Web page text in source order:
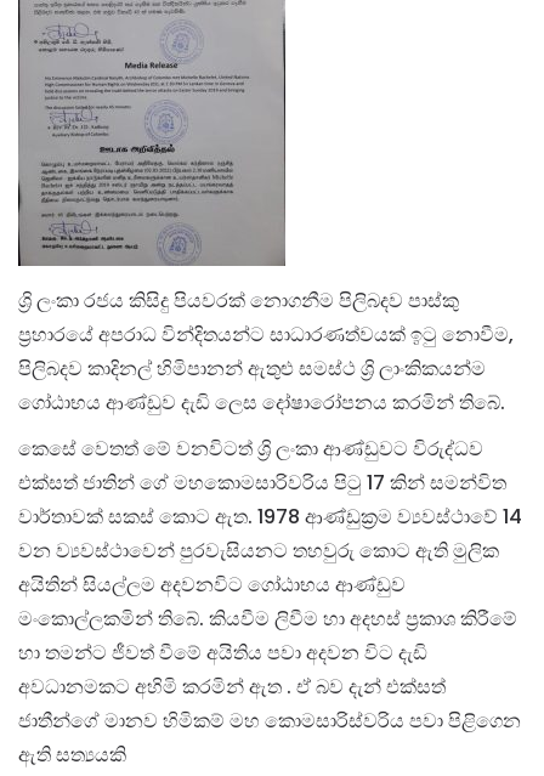
ශ්‍රි ලංකා රජය කිසිදු පියවරක් නොගනීම පිලිබදව පාස්කු
ප්‍රහාරයේ අපරාධ වින්දිතයන්ට සාධාරණත්වයක් ඉටු නොවීම,
පිලිබදව කාදිනල් හිමිපානන් ඇතුළු සමස්ථ ශ්‍රි ලාංකිකයන්ම
ගෝඨාභය ආණ්ඩුව දැඩි ලෙස දෝෂාරෝපනය කරමින් තිබේ.
කෙසේ වෙතත් මේ වනවිටත් ශ්‍රි ලංකා ආණ්ඩුවට විරුද්ධව
එක්සත් ජාතින් ගේ මහකොමසාරිවරිය පිටු 17 කින් සමන්විත
වාර්තාවක් සකස් කොට ඇත. 1978 ආණ්ඩුක්‍රම ව්‍යවස්ථාවේ 14
වන ව්‍යවස්ථාවෙන් පුරවැසියනට තහවුරු කොට ඇති මුලික
අයිතින් සියල්ලම අදවනවිට ගෝඨාභය ආණ්ඩුව
මංකොල්ලකමින් තිබේ. කියවීම ලිවීම හා අදහස් ප්‍රකාශ කිරීමේ
හා තමන්ට ජීවත් වීමේ අයිතිය පවා අදවන විට දැඩි
අවධානමකට අහිමි කරමින් ඇත . ඒ බව දැන් එක්සත්
ජාතීන්ගේ මානව හිමිකම් මහ කොමසාරිස්වරිය පවා පිළිගෙන
ඇති සත්‍යයකි